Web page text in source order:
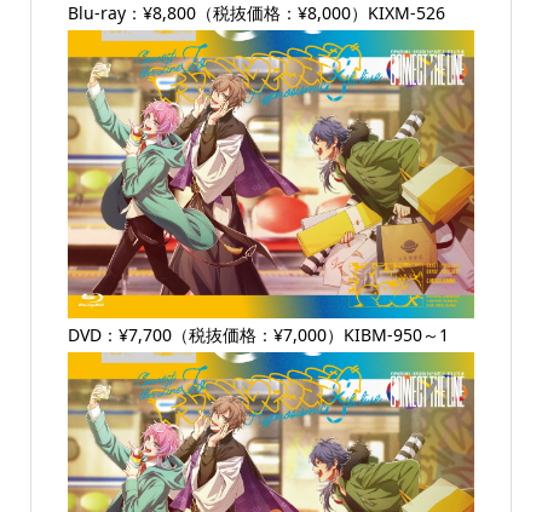
Blu-ray：¥8,800（税抜価格：¥8,000）KIXM-526
DVD：¥7,700（税抜価格：¥7,000）KIBM-950～1